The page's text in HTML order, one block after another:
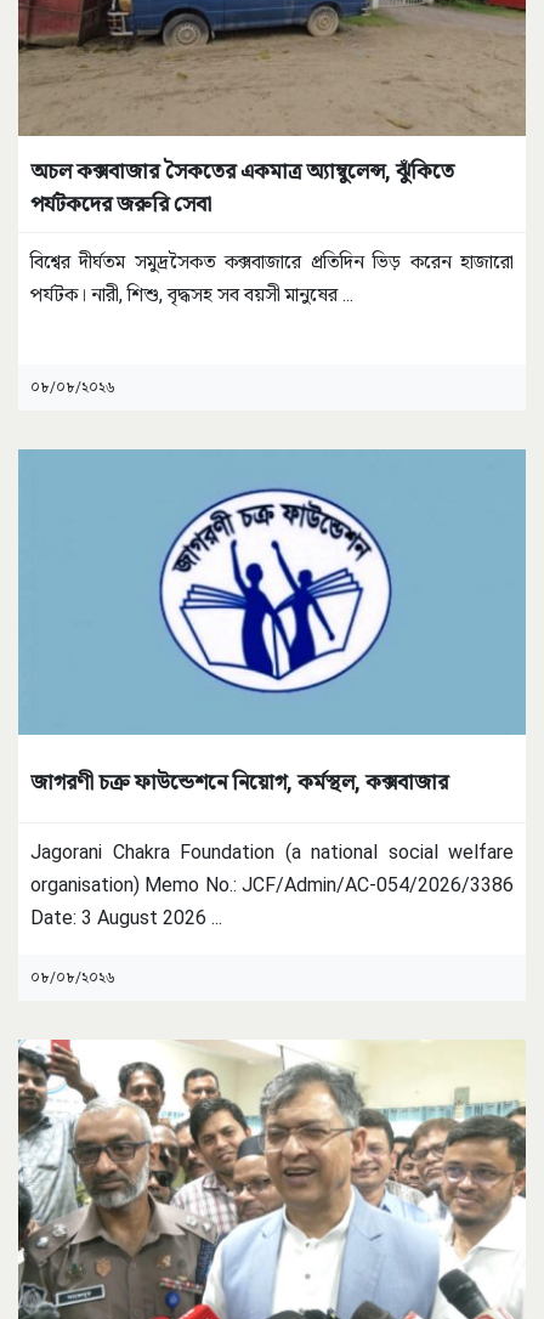
অচল কক্সবাজার সৈকতের একমাত্র অ্যাম্বুলেন্স, ঝুঁকিতে
পর্যটকদের জরুরি সেবা
বিশ্বের দীর্ঘতম সমুদ্রসৈকত কক্সবাজারে প্রতিদিন ভিড় করেন হাজারো
পর্যটক। নারী, শিশু, বৃদ্ধসহ সব বয়সী মানুষের...
০৮/০৮/২০২৬
জাগরণী চক্র ফাউন্ডেশনে নিয়োগ, কর্মস্থল, কক্সবাজার
Jagorani Chakra Foundation (a national social welfare
organisation) Memo No.: JCF/Admin/AC-054/2026/3386
Date: 3 August 2026 ...
০৮/০৮/২০২৬